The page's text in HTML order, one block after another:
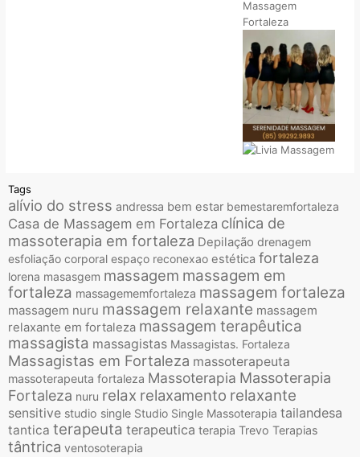
Tags
alívio do stress andressa bem estar bemestaremfortaleza
Casa de Massagem em Fortaleza clínica de
massoterapia em fortaleza Depilação drenagem
esfoliação corporal espaço reconexao estética fortaleza
lorena masasgem massagem massagem em
fortaleza massagememfortaleza massagem fortaleza
massagem nuru massagem relaxante massagem
relaxante em fortaleza massagem terapêutica
massagista massagistas Massagistas. Fortaleza
Massagistas em Fortaleza massoterapeuta
massoterapeuta fortaleza Massoterapia Massoterapia
Fortaleza nuru relax relaxamento relaxante
sensitive studio single Studio Single Massoterapia tailandesa
tantica terapeuta terapeutica terapia Trevo Terapias
tântrica ventosoterapia